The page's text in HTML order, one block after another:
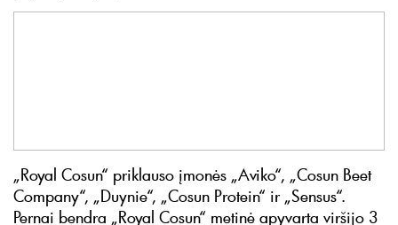
„Royal Cosun“ priklauso įmonės „Aviko“, „Cosun Beet
Company“, „Duynie“, „Cosun Protein“ ir „Sensus“.
Pernai bendra „Royal Cosun“ metinė apyvarta viršijo 3